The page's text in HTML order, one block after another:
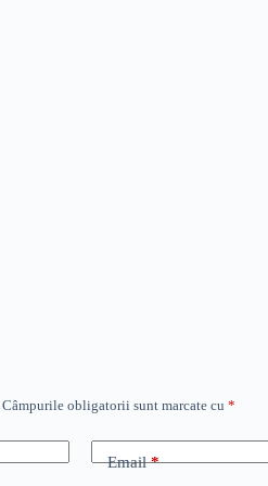
Câmpurile obligatorii sunt marcate cu *
Email*